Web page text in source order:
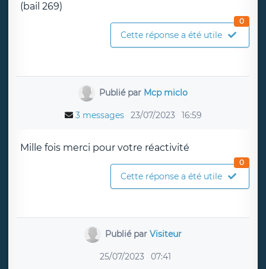
(bail 269)
Cette réponse a été utile
0
Publié par Mcp miclo
3 messages 23/07/2023 16:59
Mille fois merci pour votre réactivité
Cette réponse a été utile
0
Publié parVisiteur
25/07/2023 07:41